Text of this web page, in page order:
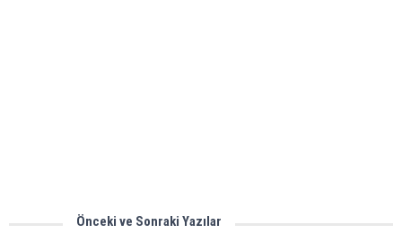
Önceki ve Sonraki Yazılar